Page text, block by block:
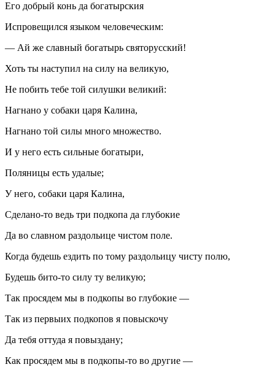
Его добрый конь да богатырския
Испровещился языком человеческим:
— Ай же славный богатырь святорусский!
Хоть ты наступил на силу на великую,
Не побить тебе той силушки великий:
Нагнано у собаки царя Калина,
Нагнано той силы много множество.
И у него есть сильные богатыри,
Поляницы есть удалые;
У него, собаки царя Калина,
Сделано-то ведь три подкопа да глубокие
Да во славном раздольице чистом поле.
Когда будешь ездить по тому раздольицу чисту полю,
Будешь бито-то силу ту великую;
Так просядем мы в подкопы во глубокие —
Так из первыих подкопов я повыскочу
Да тебя оттуда я повыздану;
Как просядем мы в подкопы-то во другие —